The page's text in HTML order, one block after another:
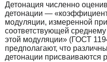
Детонация численно
детонации —
модуляции, измеренной
соответствующей
этой модуляции» (ГОСТ
предполагают, что
детонации присваиваются